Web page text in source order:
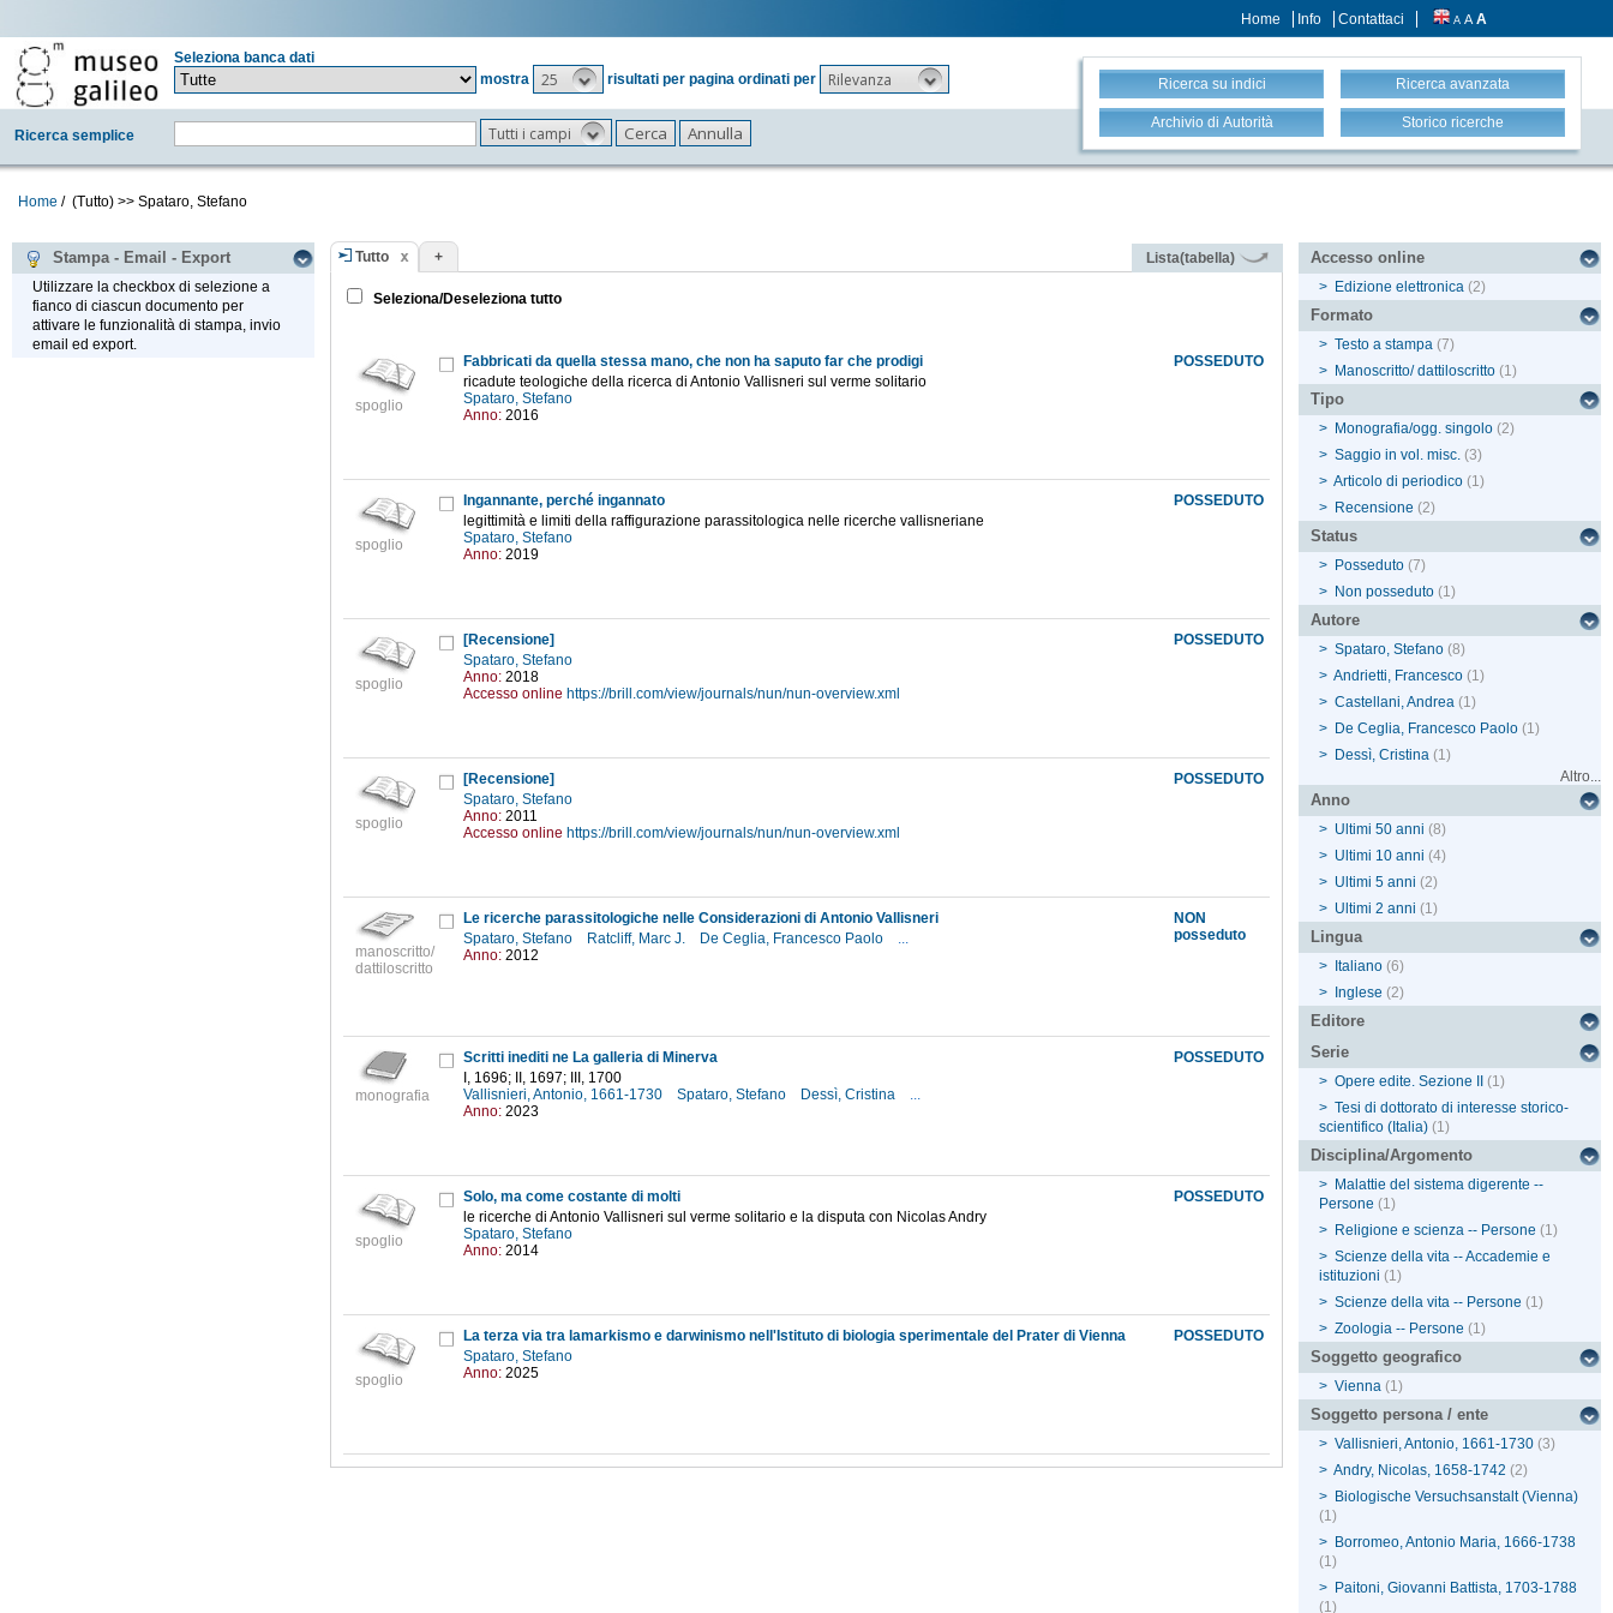
Home Info Contattaci A A A
Seleziona banca dati
mostra
25 risultati per pagina ordinati per Rilevanza
Ricerca semplice Tutti i campi
Ricerca su indici Ricerca avanzata
Archivio di Autorità Storico ricerche
Home / (Tutto) >> Spataro, Stefano
Stampa - Email - Export
Utilizzare la checkbox di selezione a
fianco di ciascun documento per
attivare le funzionalità di stampa, invio
email ed export.
Tutto + Lista(tabella)
Seleziona/Deseleziona tutto
spoglio
POSSEDUTO
Fabbricati da quella stessa mano, che non ha saputo far che prodigi
ricadute teologiche della ricerca di Antonio Vallisneri sul verme solitario
Spataro, Stefano
Anno: 2016
spoglio
POSSEDUTO
Ingannante, perché ingannato
legittimità e limiti della raffigurazione parassitologica nelle ricerche vallisneriane
Spataro, Stefano
Anno: 2019
spoglio
POSSEDUTO
[Recensione]
Spataro, Stefano
Anno: 2018
Accesso online https://brill.com/view/journals/nun/nun-overview.xml
spoglio
POSSEDUTO
[Recensione]
Spataro, Stefano
Anno: 2011
Accesso online https://brill.com/view/journals/nun/nun-overview.xml
manoscritto/
dattiloscritto
NON
posseduto
Le ricerche parassitologiche nelle Considerazioni di Antonio Vallisneri
Spataro, Stefano
Ratcliff, Marc J. De Ceglia, Francesco Paolo
...
Anno: 2012
monografia
POSSEDUTO
Scritti inediti ne La galleria di Minerva
I, 1696; II, 1697; III, 1700
Vallisnieri, Antonio, 1661-1730
Spataro, Stefano Dessì, Cristina
...
Anno: 2023
spoglio
POSSEDUTO
Solo, ma come costante di molti
le ricerche di Antonio Vallisneri sul verme solitario e la disputa con Nicolas Andry
Spataro, Stefano
Anno: 2014
spoglio
POSSEDUTO
La terza via tra lamarkismo e darwinismo nell'Istituto di biologia sperimentale del Prater di Vienna
Spataro, Stefano
Anno: 2025
Accesso online
> Edizione elettronica (2)
Formato
> Testo a stampa (7)
> Manoscritto/ dattiloscritto (1)
Tipo
> Monografia/ogg. singolo (2)
> Saggio in vol. misc. (3)
> Articolo di periodico (1)
> Recensione (2)
Status
> Posseduto (7)
> Non posseduto (1)
Autore
> Spataro, Stefano (8)
> Andrietti, Francesco (1)
> Castellani, Andrea (1)
> De Ceglia, Francesco Paolo (1)
> Dessì, Cristina (1)
Altro...
Anno
> Ultimi 50 anni (8)
> Ultimi 10 anni (4)
> Ultimi 5 anni (2)
> Ultimi 2 anni (1)
Lingua
> Italiano (6)
>
Inglese (2)
Editore
Serie
> Opere edite. Sezione II
(1)
> Tesi di dottorato di interesse storico-
scientifico (Italia) (1)
Disciplina/Argomento
> Malattie del sistema digerente --
Persone (1)
> Religione e scienza -- Persone (1)
> Scienze della vita -- Accademie e
istituzioni (1)
> Scienze della vita -- Persone (1)
> Zoologia -- Persone (1)
Soggetto geografico
> Vienna (1)
Soggetto persona / ente
> Vallisnieri, Antonio, 1661-1730 (3)
> Andry, Nicolas, 1658-1742 (2)
> Biologische Versuchsanstalt (Vienna)
(1)
> Borromeo, Antonio Maria, 1666-1738
(1)
> Paitoni, Giovanni Battista, 1703-1788
(1)